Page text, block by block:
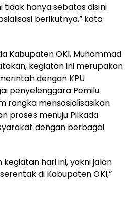
tidak hanya sebatas disini
berikutnya,” kata
Kabupaten OKI, Muhammad
kegiatan ini merupakan
dengan KPU
penyelenggara Pemilu
rangka mensosialisasikan
proses menuju Pilkada
dengan berbagai
hari ini, yakni jalan
di Kabupaten OKI,”